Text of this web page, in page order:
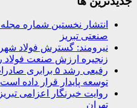
انتشار نخستین شماره
صنعتی تبریز
نیرومند: گسترش فولاد
زنجیره ارزش صنعت فولاد
رفیعی رشد ۵
توسعه پایدار قرار داده است
روایت خبرنگار اعزامی
تهران